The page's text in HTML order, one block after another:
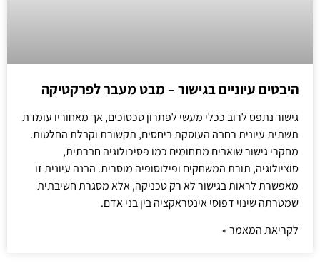
היבטים עיוניים בגישור – מבט מעבר לפרקטיקה
גישור נתפס לרוב ככלי מעשי לפתרון סכסוכים, אך מאחוריו עומדת
תשתית עיונית רחבה העוסקת ביחסים, תקשורת וקבלת החלטות.
מחקרי גישור שואבים מתחומים כמו פסיכולוגיה חברתית,
סוציולוגיה, תורת המשחקים ופילוסופיה מוסרית. הבנה עיונית זו
מאפשרת לראות בגישור לא רק טכניקה, אלא מסגרת חשיבתית
שמטרתה שינוי דפוסי אינטראקציה בין בני אדם.
לקריאת המאמר »